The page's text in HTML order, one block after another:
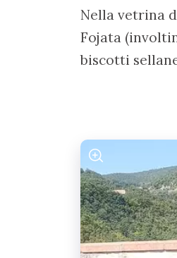
Nella vetrina
Fojata
biscotti